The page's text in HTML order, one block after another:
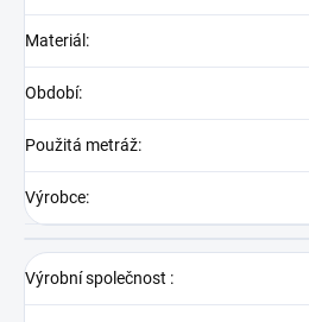
Materiál :
Období:
Použitá metráž:
Výrobce:
Výrobní společnost :